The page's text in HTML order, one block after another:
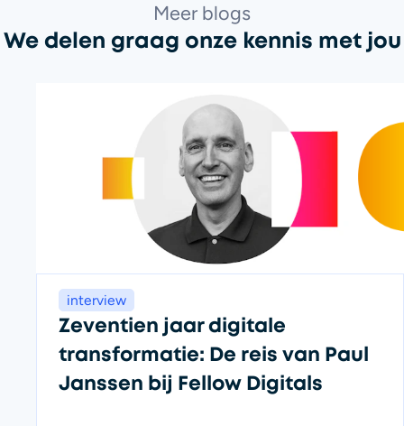
We delen graag onze kennis met jou
Meer blogs
interview
Zeventien jaar digitale
transformatie: De reis van Paul
Janssen bij Fellow Digitals